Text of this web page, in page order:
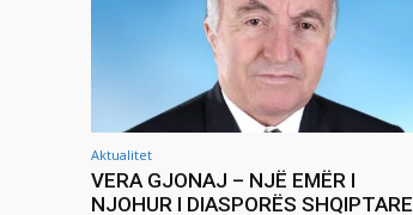
Aktualitet
VERA GJONAJ – NJË EMËR I
NJOHUR I DIASPORËS SHQIPTARE